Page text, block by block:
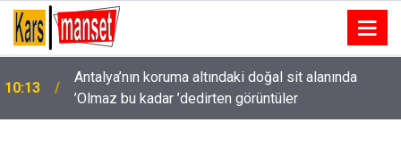
10:11
Adana’da sıcak ve nemli hava etkisini sürdürecek:
Hissedilen sıcaklık 43 dereceyi bulacak